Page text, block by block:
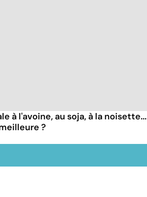
à l'avoine, au soja, à la noisette...
?